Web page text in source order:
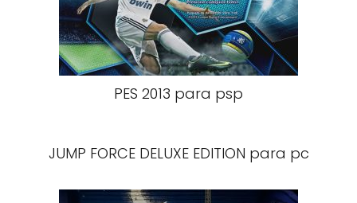
PES 2013 para psp
JUMP FORCE DELUXE EDITION para pc